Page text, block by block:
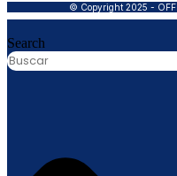
© Copyright 2025 - OFF
Search